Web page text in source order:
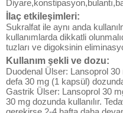
İlaç etkileşimleri:
Sukralfat ile aynı anda
kullanımlarda dikkatli
tuzları ve digoksinin
Kullanım şekli ve dozu:
Duodenal Ülser: Lansoprol
defa 30 mg (1 kapsül)
Gastrik Ülser: Lansoprol 30
30 mg dozunda kullanılır.